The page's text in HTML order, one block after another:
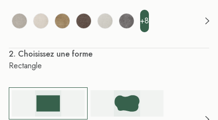
+8
. Choisissez une forme
Rectangle